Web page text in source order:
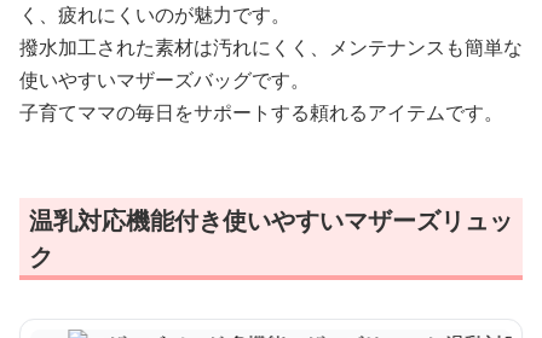
く、疲れにくいのが魅力です。
撥水加工された素材は汚れにくく、メンテナンスも簡単な
使いやすいマザーズバッグです。
子育てママの毎日をサポートする頼れるアイテムです。
温乳対応機能付き使いやすいマザーズリュッ
ク